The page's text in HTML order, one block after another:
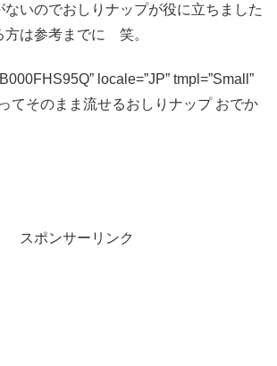
ないのでおしりナップが役に立ちました
方は参考までに 笑。
locale=”JP” tmpl=”Small”
てそのまま流せるおしりナップ おでか
スポンサーリンク